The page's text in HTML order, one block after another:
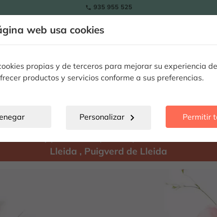
web usa cookies
propias y de terceros para mejorar su experiencia
productos y servicios conforme a sus preferencias.
Personalizar chevron_right Permitir
 935 955 525
Lleida , Puigverd de Lleida